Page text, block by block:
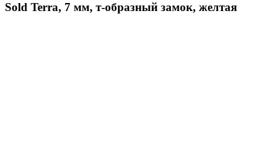
Sold Terra, 7 мм, т-образный замок, желтая